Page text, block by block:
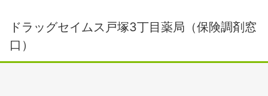
ドラッグセイムス戸塚3丁目薬局（保険調剤窓
口）